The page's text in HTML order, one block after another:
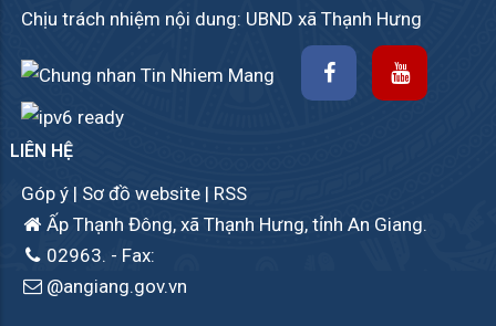
Chịu trách nhiệm nội dung: UBND xã Thạnh Hưng
LIÊN HỆ
Góp ý | Sơ đồ website | RSS
Ấp Thạnh Đông, xã Thạnh Hưng, tỉnh An Giang.
02963. - Fax:
@angiang.gov.vn